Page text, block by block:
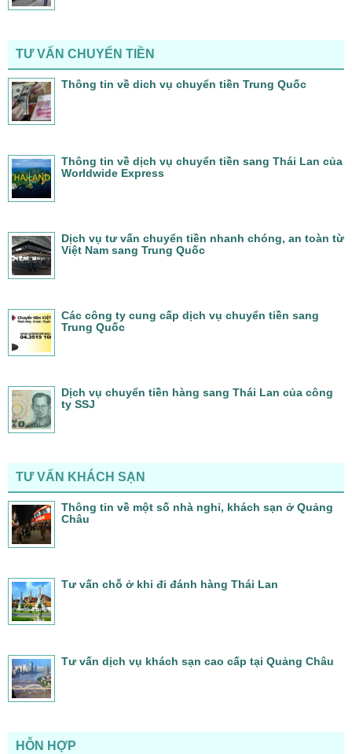
TƯ VẤN CHUYỂN TIỀN
Thông tin về dich vụ chuyển tiền Trung Quốc
Thông tin về dịch vụ chuyển tiền sang Thái Lan của
Worldwide Express
Dịch vụ tư vấn chuyển tiền nhanh chóng, an toàn từ
Việt Nam sang Trung Quốc
Các công ty cung cấp dịch vụ chuyển tiền sang
Trung Quốc
Dịch vụ chuyển tiền hàng sang Thái Lan của công
ty SSJ
TƯ VẤN KHÁCH SẠN
Thông tin về một số nhà nghỉ, khách sạn ở Quảng
Châu
Tư vấn chỗ ở khi đi đánh hàng Thái Lan
Tư vấn dịch vụ khách sạn cao cấp tại Quảng Châu
HỖN HỢP